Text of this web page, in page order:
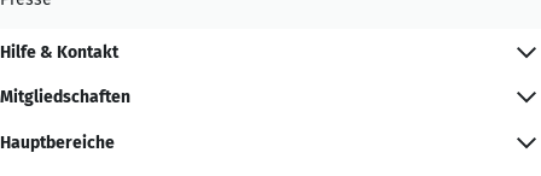
Hilfe & Kontakt
Mitgliedschaften
Hauptbereiche